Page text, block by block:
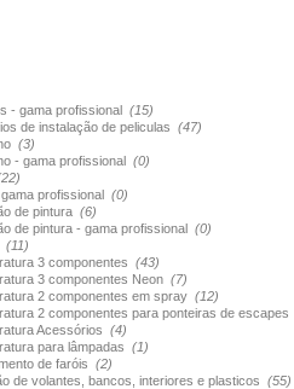
- gama profissional (15)
de instalação de peliculas (47)
(3)
- gama profissional (0)
profissional (0)
de pintura (6)
de pintura - gama profissional (0)
(11)
3 componentes (43)
3 componentes Neon (7)
2 componentes em spray (12)
2 componentes para ponteiras de escapes
Acessórios (4)
para lâmpadas (1)
de faróis (2)
de volantes, bancos, interiores e plasticos (55)